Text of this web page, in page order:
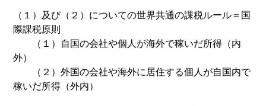
（１）及び（２）についての世界共通の課税ルール＝国
際課税原則
（１）自国の会社や個人が海外で稼いだ所得（内
外）
（２）外国の会社や海外に居住する個人が自国内で
稼いだ所得（外内）